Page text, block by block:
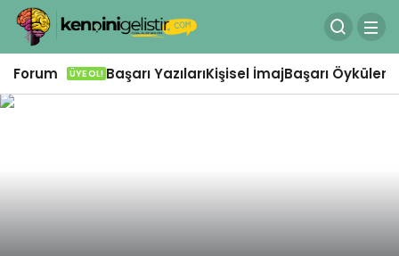
Forum ÜYE OL! Başarı YazılarıKişisel İmajBaşarı Öyküleri